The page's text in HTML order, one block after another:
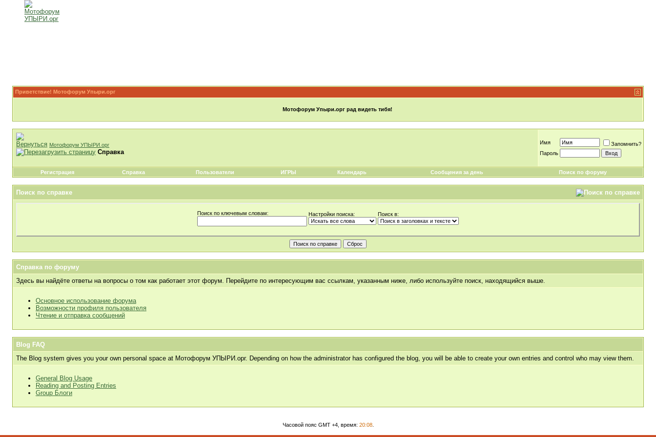
Приветствие! Мотофорум Упыри.орг
Мотофорум Упыри.орг рад видеть тибя!
Мотофорум УПЫРИ.орг
Справка
Имя
Запомнить?
Пароль
Регистрация Справка Пользователи ИГРЫ Календарь Сообщения за день Поиск по форуму
Поиск по справке
Поиск по ключевым словам: Настройки поиска: Поиск в:
Справка по форуму
Здесь вы найдёте ответы на вопросы о том как работает этот форум. Перейдите по интересующим вас ссылкам, указанным ниже, либо используйте поиск, находящийся выше.
Основное использование форума
Возможности профиля пользователя
Чтение и отправка сообщений
Blog FAQ
The Blog system gives you your own personal space at Мотофорум УПЫРИ.орг. Depending on how the administrator has configured the blog, you will be able to create your own entries and control who may view them.
General Blog Usage
Reading and Posting Entries
Group Блоги
Часовой пояс GMT +4, время: 20:08.